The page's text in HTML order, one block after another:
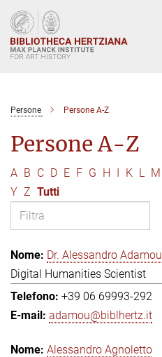
Main-
Content
Persone Persone A-Z
Persone A-Z
A B C D E F G H I K L M
Y Z Tutti
Dr. Alessandro Adamou
Digital Humanities Scientist
+39 06 69993-292
adamou@biblhertz.it
Alessandro Agnoletto